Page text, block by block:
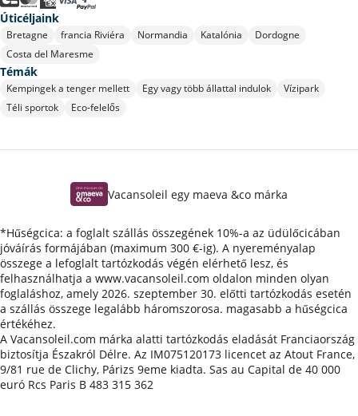
Témák
Kempingek a tenger mellett Egy vagy több állattal indulok
Vízipark
Téli sportok
Eco-felelős
Úticéljaink
Bretagne francia Riviéra Normandia Katalónia
Dordogne
Costa del Maresme
Vacansoleil egy maeva &co márka
*Hűségcica: a foglalt szállás összegének 10%-a az üdülőcicában
jóváírás formájában (maximum 300 €-ig). A nyereményalap
összege a lefoglalt tartózkodás végén elérhető lesz, és
felhasználhatja a www.vacansoleil.com oldalon minden olyan
foglaláshoz, amely 2026. szeptember 30. előtti tartózkodás esetén
a szállás összege legalább háromszorosa. magasabb a hűségcica
értékéhez.
A Vacansoleil.com márka alatti tartózkodás eladását Franciaország
biztosítja Északról Délre. Az IM075120173 licencet az Atout France,
9/81 rue de Clichy, Párizs 9eme kiadta. Sas au Capital de 40 000
euró Rcs Paris B 483 315 362